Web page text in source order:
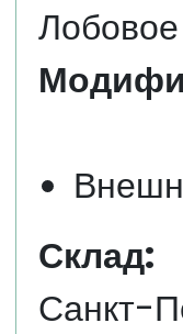
Лобовое
Склад:
Санкт-